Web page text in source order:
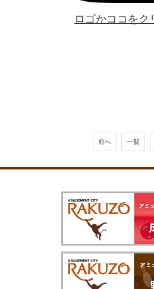
ロゴかココをク
前へ 一覧